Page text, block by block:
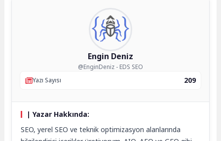
Engin Deniz
@EnginDeniz - EDS SEO
Yazı Sayısı
209
| Yazar Hakkında:
SEO, yerel SEO ve teknik optimizasyon alanlarında